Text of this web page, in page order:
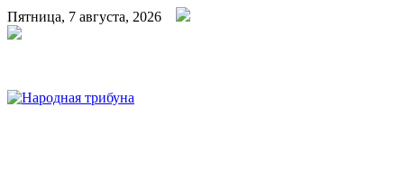
Пятница, 7 августа, 2026